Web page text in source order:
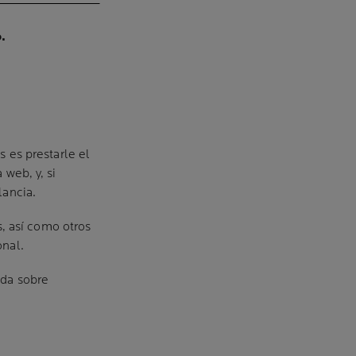
es prestarle el
y, si
así como otros
sobre